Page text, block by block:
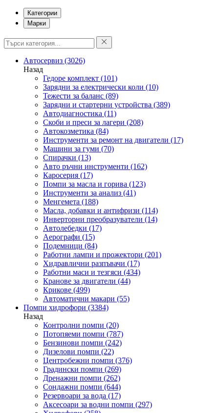
Категории
Марки
Автосервиз (3026)
Назад
Гедоре комплект (101)
Зарядни за електрически коли (10)
Тежести за баланс (89)
Зарядни и стартерни устройства (389)
Автодиагностика (11)
Скоби и преси за лагери (208)
Автокозметика (84)
Инструменти за ремонт на двигатели (17)
Машини за гуми (70)
Спирачки (13)
Авто ръчни инструменти (162)
Каросерия (17)
Помпи за масла и горива (123)
Инструменти за анализ (41)
Менгемета (188)
Масла, добавки и антифризи (114)
Инверторни преобразуватели (14)
Автолебедки (17)
Аерографи (15)
Подемници (84)
Работни лампи и прожектори (201)
Хидравлични разпъвачи (17)
Работни маси и тезгяси (434)
Кранове за двигатели (44)
Крикове (499)
Автоматични макари (55)
Помпи хидрофори (3384)
Назад
Контролни помпи (20)
Потопяеми помпи (787)
Бензинови помпи (242)
Дизелови помпи (22)
Центробежни помпи (376)
Градински помпи (269)
Дренажни помпи (262)
Сондажни помпи (644)
Резервоари за вода (17)
Аксесоари за водни помпи (297)